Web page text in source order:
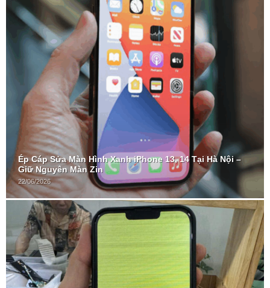
Ép Cáp Sửa Màn Hình Xanh iPhone 13, 14 Tại Hà Nội –
Giữ Nguyên Màn Zin
22/06/2026